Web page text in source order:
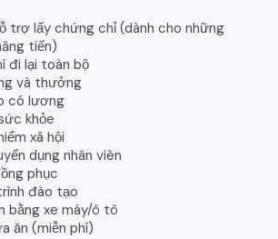
trợ lấy chứng chỉ (dành cho những
tiến)
đi lại toàn bộ
và thưởng
có lương
khỏe
xã hội
dụng nhân viên
phục
đào tạo
bằng xe máy/ô tô
ăn (miễn phí)